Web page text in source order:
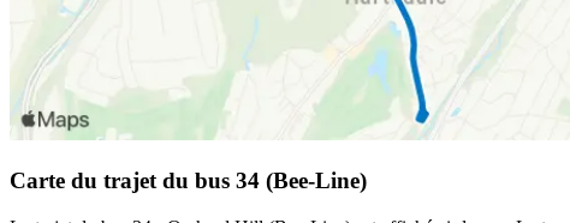
Carte du trajet du bus 34 (Bee-Line)